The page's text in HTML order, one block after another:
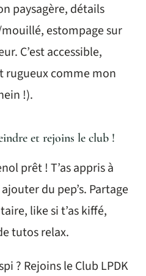
paysagère, détails
estompage sur
C’est accessible,
rugueux comme mon
!).
et rejoins le club !
prêt ! T’as appris à
du pep’s. Partage
like si t’as kiffé,
tutos relax.
? Rejoins le Club LPDK